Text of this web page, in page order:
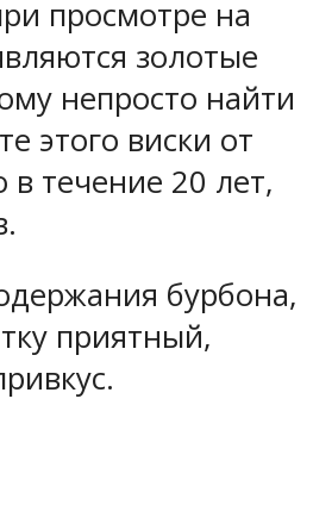
просмотре на
золотые
непросто найти
этого виски от
течение 20 лет,
бурбона,
приятный,